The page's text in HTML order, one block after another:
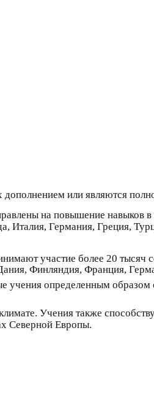
дополнением или являются
на повышение навыков
Италия, Германия, Греция,
участие более 20 тысяч
Финляндия, Франция,
учения определенным
Учения также
Северной Европы.